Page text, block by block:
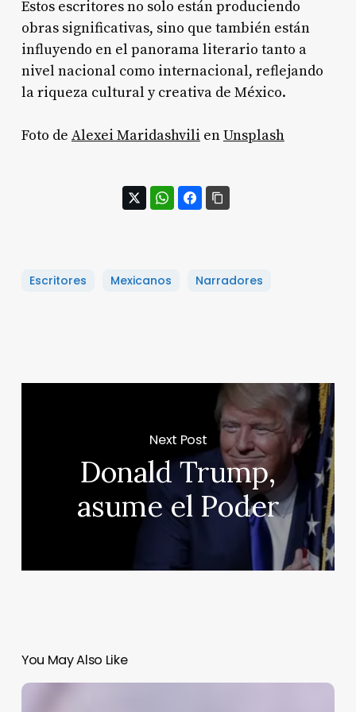
Estos escritores no solo están produciendo
obras significativas, sino que también están
influyendo en el panorama literario tanto a
nivel nacional como internacional, reflejando
la riqueza cultural y creativa de México.
Foto de Alexei Maridashvili enUnsplash
Escritores Mexicanos Narradores
Next Post
Donald Trump,
asume el Poder
You May Also Like
Discriminación